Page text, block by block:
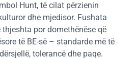
Hunt, të cilat përzienin
dhe mjedisor. Fushata
por domethënëse që
të BE-së – standarde më të
tolerancë dhe paqe.